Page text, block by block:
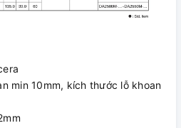
min 10mm, kích thước lỗ khoan